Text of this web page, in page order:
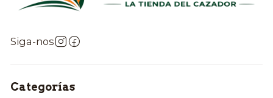
Siga-nos
Categorías